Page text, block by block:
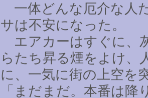
一体どんな厄介な人
サは不安になった。
エアカーはすぐに、
らたち昇る煙をよけ、
に、一気に街の上空を
「まだまだ。本番は降